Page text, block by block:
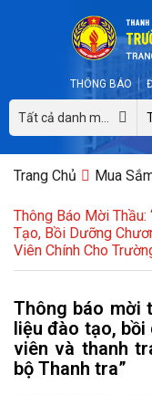
THÔNG BÁO
Tất cả danh mục
Trang Chủ Mua
Thông Báo Mời Thầu:
Tạo, Bồi Dưỡng
Viên Chính Cho
Thông báo mời
liệu đào tạo,
viên và thanh
bộ Thanh tra”